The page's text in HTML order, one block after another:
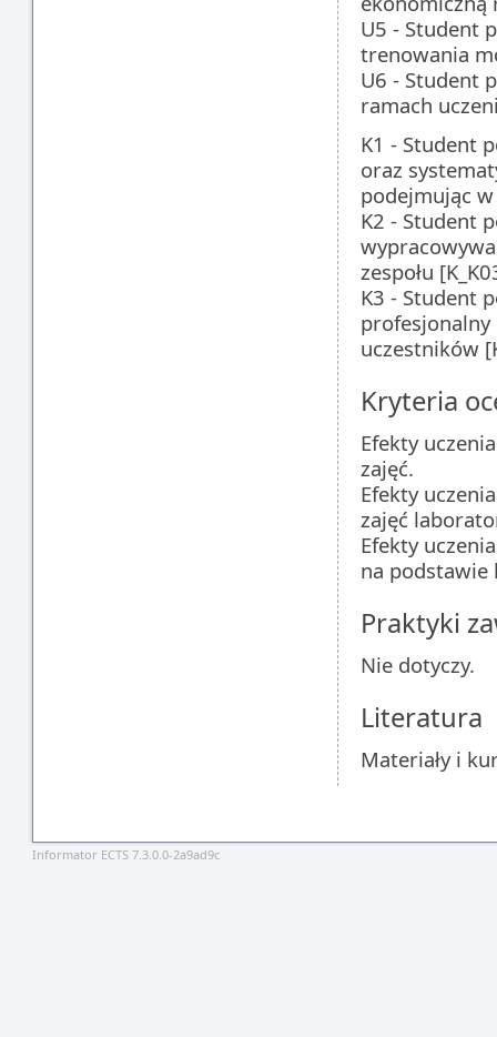
U5 - Student
trenowania
U6 - Student
ramach
K1 - Student
oraz
podejmując
K2 - Student
zespołu
K3 - Student
profesjonalny
uczestników
Kryteria
Efekty
zajęć.
Efekty
zajęć
Efekty
na podstawie
Praktyki
Nie dotyczy.
Literatura
Materiały i
Informator ECTS 7.3.0.0-2a9ad9c